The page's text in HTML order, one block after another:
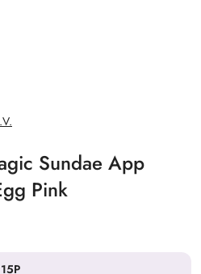
Sundae App
Pink
15P